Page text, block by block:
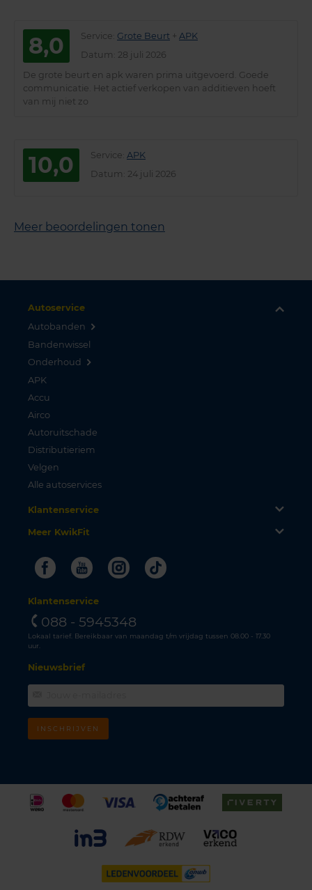
8,0 Service Grote Beurt + APK
Datum
: 28 juli 2026
De grote beurt en apk waren prima uitgevoerd. Goede
communicatie. Het actief verkopen van additieven hoeft
van mij niet zo
10,0 Service APK
Datum
: 24 juli 2026
Meer beoordelingen tonen
Autoservice
Autobanden
Bandenwissel
Onderhoud
APK
Accu
Airco
Autoruitschade
Distributieriem
Velgen
Alle autoservices
Klantenservice
Meer KwikFit
FacebookYoutubeInstagram
Tiktok
Klantenservice
088 - 5945348
Lokaal tarief. Bereikbaar van maandag t/m vrijdag tussen 08.00 - 17.30
uur.
Nieuwsbrief
INSCHRIJVEN